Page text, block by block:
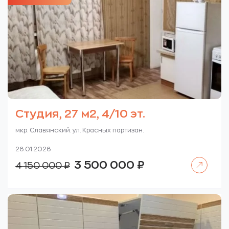
Студия, 27 м2, 4/10 эт.
мкр. Славянский. ул. Красных партизан.
26.01.2026
4 150 000₽
Первоначальная
цена
150
000 ₽.
3 500 000 ₽Текущая
000 ₽.